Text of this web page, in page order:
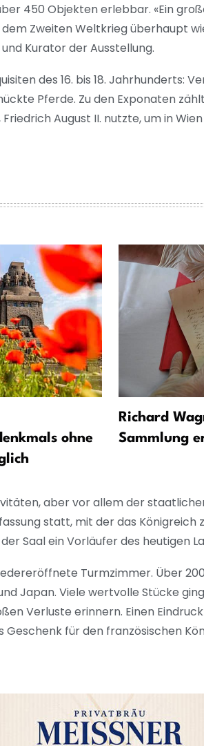
450 Objekten erlebbar. «Ein
Zweiten Weltkrieg überhaupt
Kurator der Ausstellung.
des 16. bis 18. Jahrhunderts:
Pferde. Zu den Exponaten
August II. nutzte, um in
ohne
Richard
Sammlung
aber vor allem der
statt, mit der das Königreich
Saal ein Vorläufer des heutigen
Turmzimmer. Über
Japan. Viele wertvolle Stücke
Verluste erinnern. Einen
für den französischen